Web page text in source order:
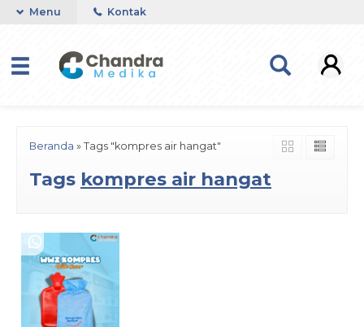
Menu Kontak
Beranda » Tags "kompres air hangat"
Tags kompres air hangat